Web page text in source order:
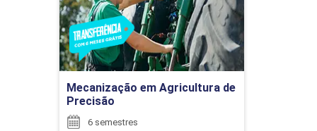
GESTÃO DE EMPRESAS RURAIS
Mecanização em Agricultura de
Precisão
6 semestres
Detalhes do curso
Ir para Inscrição